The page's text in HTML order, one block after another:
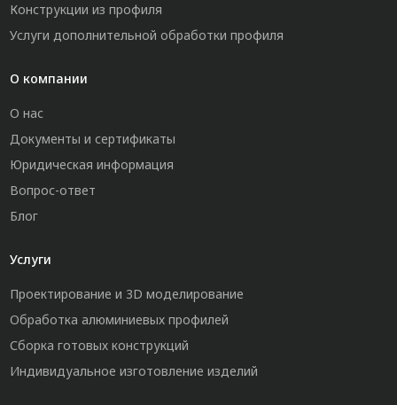
Конструкции из профиля
Услуги дополнительной обработки профиля
О компании
О нас
Документы и сертификаты
Юридическая информация
Вопрос-ответ
Блог
Услуги
Проектирование и 3D моделирование
Обработка алюминиевых профилей
Сборка готовых конструкций
Индивидуальное изготовление изделий